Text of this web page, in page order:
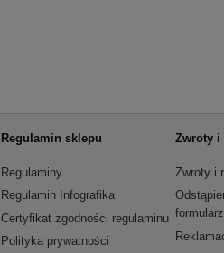
Regulamin sklepu
Regulaminy
Regulamin Infografika
Certyfikat zgodności regulaminu
Polityka prywatności
Zwroty i
Zwroty i
formularz